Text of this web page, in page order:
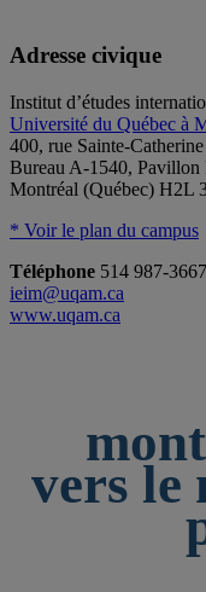
Adresse civique
Institut d’études
Université du Québec à
400, rue Sainte-
Bureau A-1540,
Montréal (Québec) H2L
* Voir le plan du campus
Téléphone 514 987-3667
ieim@uqam.ca
www.uqam.ca
vers le